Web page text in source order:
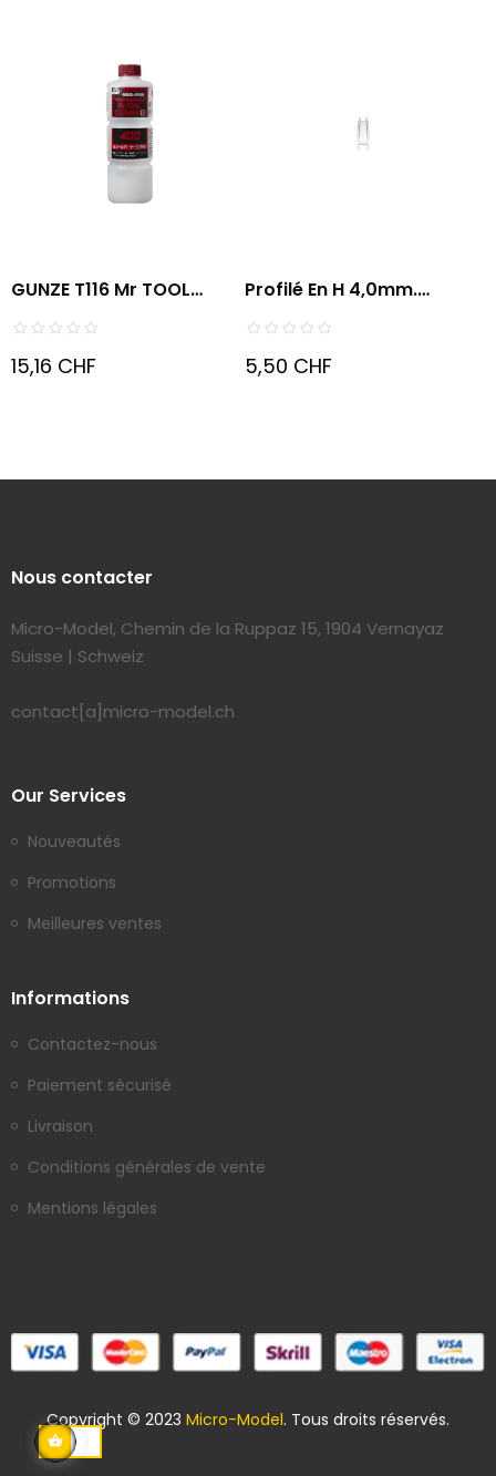
GUNZE T116 Mr TOOL
CLEANER...
15,16 CHF
Profilé En H 4,0mm.
Sachet...
5,50 CHF
Nous contacter
Micro-Model, Chemin de la Ruppaz 15, 1904 Vernayaz
Suisse | Schweiz
contact[a]micro-model.ch
Our Services
Nouveautés
Promotions
Meilleures ventes
Informations
Contactez-nous
Paiement sécurisé
Livraison
Conditions générales de vente
Mentions légales
Copyright © 2023 Micro-Model. Tous droits réservés.